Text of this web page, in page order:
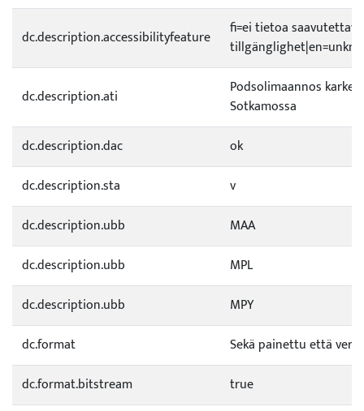
dc.description.accessibilityfeature
fi=ei tietoa
dc.description.ati
Podsolimaannos
Sotkamossa
dc.description.dac
ok
dc.description.sta
v
dc.description.ubb
MAA
dc.description.ubb
MPL
dc.description.ubb
MPY
dc.format
Sekä painettu että
dc.format.bitstream
true